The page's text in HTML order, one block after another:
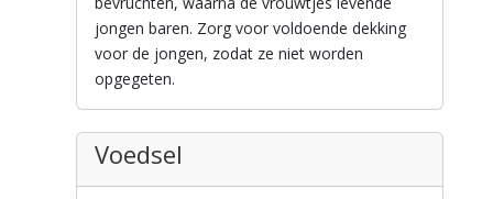
jongen baren. Zorg voor voldoende dekking
voor de jongen, zodat ze niet worden
opgegeten.
Voedsel